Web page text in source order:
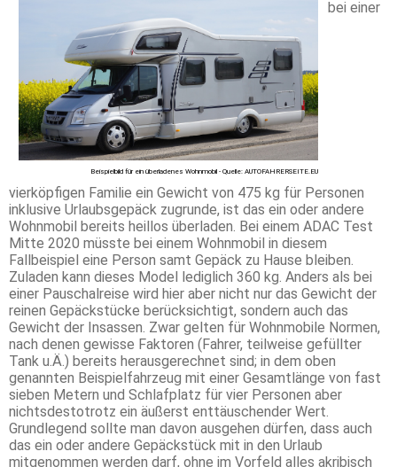
Beispielbild für ein überladenes Wohnmobil - Quelle: AUTOFAHRERSEITE.EU
bei einer
vierköpfigen Familie ein Gewicht von 475 kg für Personen
inklusive Urlaubsgepäck zugrunde, ist das ein oder andere
Wohnmobil bereits heillos überladen. Bei einem ADAC Test
Mitte 2020 müsste bei einem Wohnmobil in diesem
Fallbeispiel eine Person samt Gepäck zu Hause bleiben.
Zuladen kann dieses Model lediglich 360 kg. Anders als bei
einer Pauschalreise wird hier aber nicht nur das Gewicht der
reinen Gepäckstücke berücksichtigt, sondern auch das
Gewicht der Insassen. Zwar gelten für Wohnmobile Normen,
nach denen gewisse Faktoren (Fahrer, teilweise gefüllter
Tank u.Ä.) bereits herausgerechnet sind; in dem oben
genannten Beispielfahrzeug mit einer Gesamtlänge von fast
sieben Metern und Schlafplatz für vier Personen aber
nichtsdestotrotz ein äußerst enttäuschender Wert.
Grundlegend sollte man davon ausgehen dürfen, dass auch
das ein oder andere Gepäckstück mit in den Urlaub
mitgenommen werden darf, ohne im Vorfeld alles akribisch